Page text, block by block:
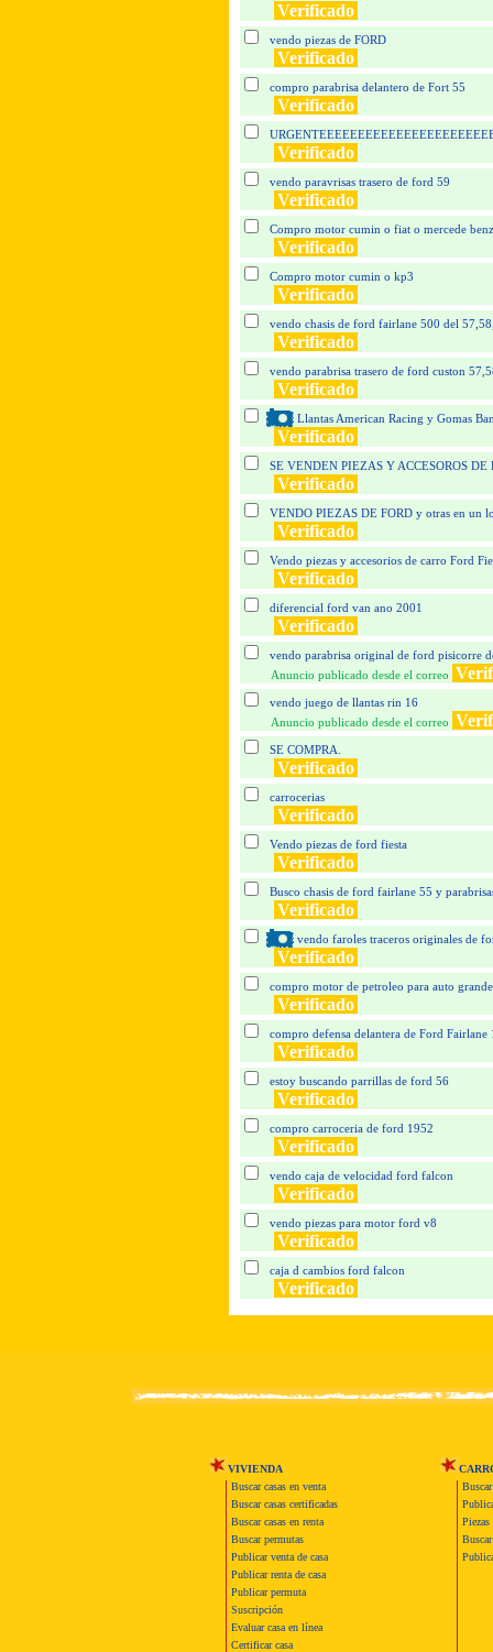
Verificado
vendo piezas de FORD
Verificado
compro parabrisa delantero de Fort 55
Verificado
Verificado
vendo paravrisas trasero de ford 59
Verificado
Compro motor cumin o fiat o mercede
Verificado
Compro motor cumin o kp3
Verificado
vendo chasis de ford fairlane 500 del
Verificado
vendo parabrisa trasero de ford custon
Verificado
Llantas American Racing y Gomas
Verificado
SE VENDEN PIEZAS Y ACCESOROS
Verificado
VENDO PIEZAS DE FORD y otras en un
Verificado
Vendo piezas y accesorios de carro Ford
Verificado
diferencial ford van ano 2001
Verificado
vendo parabrisa original de ford pisicorre
Anuncio publicado desde el correo
vendo juego de llantas rin 16
Anuncio publicado desde el correo
SE COMPRA.
Verificado
carrocerias
Verificado
Vendo piezas de ford fiesta
Verificado
Busco chasis de ford fairlane 55 y
Verificado
vendo faroles traceros originales de
Verificado
compro motor de petroleo para auto
Verificado
compro defensa delantera de Ford Fairlane
Verificado
estoy buscando parrillas de ford 56
Verificado
compro carroceria de ford 1952
Verificado
vendo caja de velocidad ford falcon
Verificado
vendo piezas para motor ford v8
Verificado
caja d cambios ford falcon
Verificado
VIVIENDA
Buscar casas en venta
Buscar casas certificadas
Buscar casas en renta
Buscar permutas
Publicar venta de casa
Publicar renta de casa
Publicar permuta
Suscripción
Evaluar casa en línea
Certificar casa
Piezas